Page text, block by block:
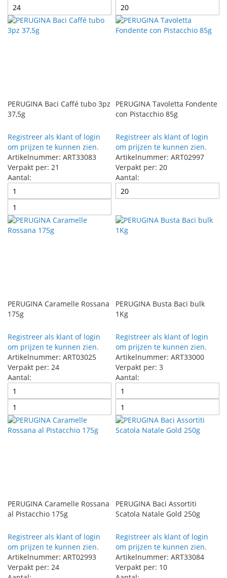
PERUGINA Baci Caffé tubo 3pz
37,5g
Registreer als klant of login
om prijzen te kunnen zien.
Artikelnummer: ART33083
Verpakt per: 21
Aantal:
PERUGINA Tavoletta Fondente
con Pistacchio 85g
Registreer als klant of login
om prijzen te kunnen zien.
Artikelnummer: ART02997
Verpakt per: 20
Aantal:
PERUGINA Caramelle Rossana
175g
Registreer als klant of login
om prijzen te kunnen zien.
Artikelnummer: ART03025
Verpakt per: 24
Aantal:
PERUGINA Busta Baci bulk
1Kg
Registreer als klant of login
om prijzen te kunnen zien.
Artikelnummer: ART33000
Verpakt per: 3
Aantal:
PERUGINA Caramelle Rossana
al Pistacchio 175g
Registreer als klant of login
om prijzen te kunnen zien.
Artikelnummer: ART02993
Verpakt per: 24
PERUGINA Baci Assortiti
Scatola Natale Gold 250g
Registreer als klant of login
om prijzen te kunnen zien.
Artikelnummer: ART33084
Verpakt per: 10